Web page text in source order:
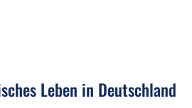
Leben in Deutschland